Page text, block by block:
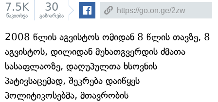
7.5K
წაკითხვა
30
გაზიარება
2008 წლის აგვისტოს ომიდან 8 წლის თავზე, 8
აგვისტოს, დილიდან მუხათგვერდის ძმათა
სასაფლაოზე, დაღუპულთა ხსოვნის
პატივსაცემად, შეკრება დაიწყეს
პოლიტიკოსებმა, მთავრობის